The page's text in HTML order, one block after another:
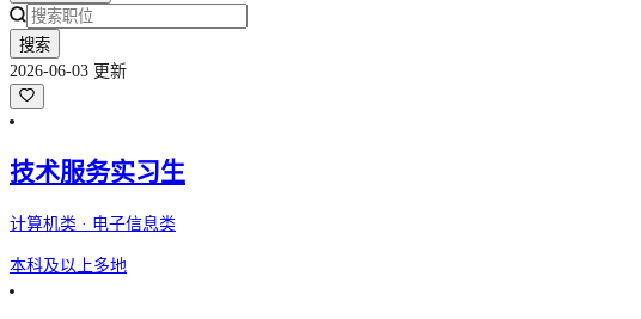
搜索
2026-06-03 更新
技术服务实习生
计算机类 · 电子信息类
本科及以上多地